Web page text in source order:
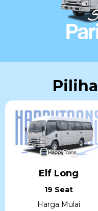
Elf Long
19 Seat
Harga Mulai